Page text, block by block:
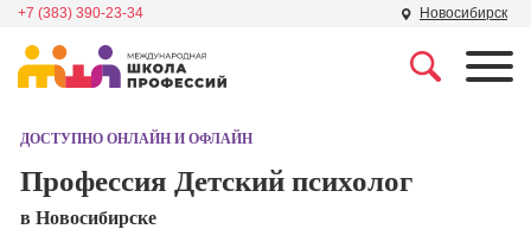
+7 (383) 390-23-34 Новосибирск
Школа дизайна
поисковой
ДОСТУПНО ОНЛАЙН И ОФЛАЙН
Профессия Детский психолог
в Новосибирске